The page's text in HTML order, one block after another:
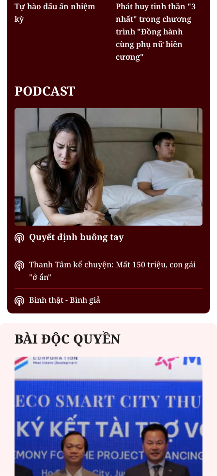
Tự hào dấu ấn nhiệm
kỳ
Phát huy tinh thần "3
nhất" trong chương
trình "Đồng hành
cùng phụ nữ biên
cương"
PODCAST
Quyết định buông tay
Thanh Tâm kể chuyện: Mất 150 triệu, con gái
"ở ẩn"
Bình thật - Bình giả
BÀI ĐỘC QUYỀN